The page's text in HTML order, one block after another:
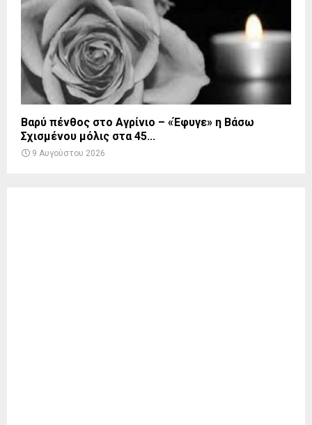
Βαρύ πένθος στο Αγρίνιο – «Έφυγε» η Βάσω
Σχισμένου μόλις στα 45...
9 Αυγούστου 2026